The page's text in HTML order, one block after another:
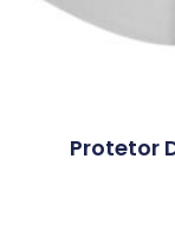
Protetor